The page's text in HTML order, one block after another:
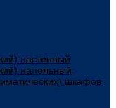
настенный
напольный
шкафов